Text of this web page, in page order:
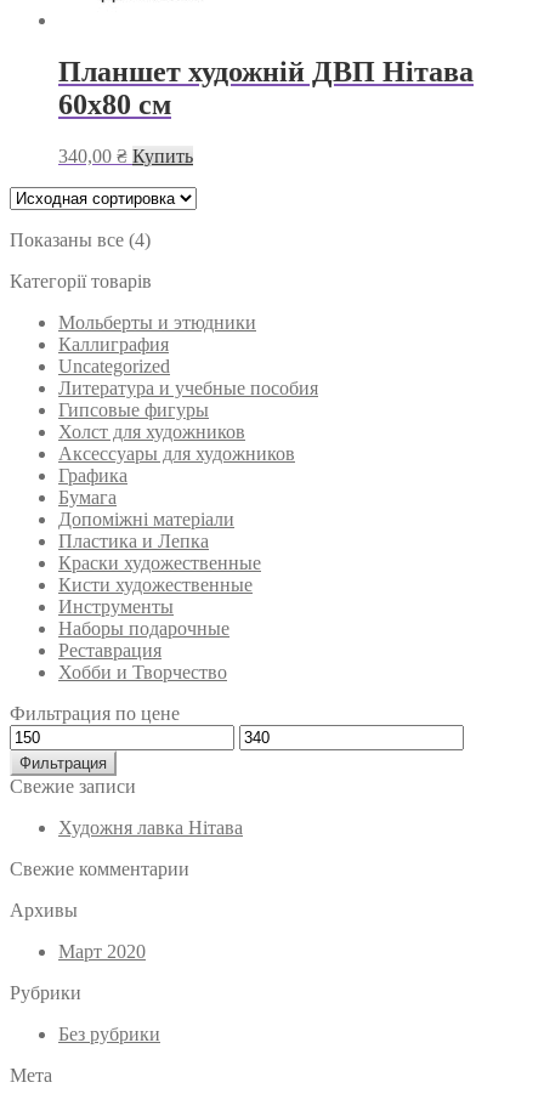
Планшет художній ДВП Нітава
60х80 см
340,00 ₴ Купить
Показаны все (4)
Категорії товарів
Мольберты и этюдники
Каллиграфия
Uncategorized
Литература и учебные пособия
Гипсовые фигуры
Холст для художников
Аксессуары для художников
Графика
Бумага
Допоміжні матеріали
Пластика и Лепка
Краски художественные
Кисти художественные
Инструменты
Наборы подарочные
Реставрация
Хобби и Творчество
Фильтрация по цене
Минимальная
цена
Максимальная
цена
Фильтрация
Свежие записи
Художня лавка Нітава
Свежие комментарии
Архивы
Март 2020
Рубрики
Без рубрики
Мета